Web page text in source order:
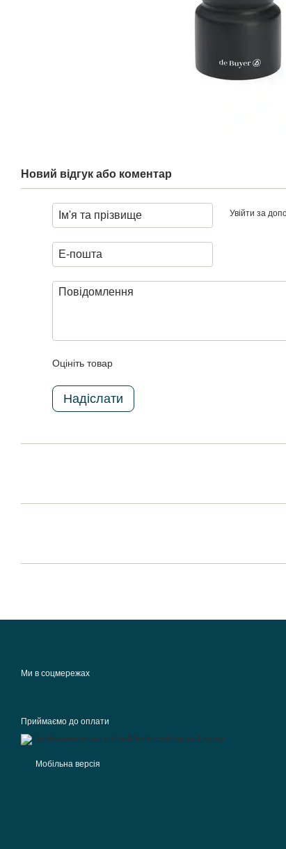
Новий відгук або коментар
Увійти за
Оцініть товар
Надіслати
Ми в соцмережах
Приймаємо до оплати
Мобільна версія